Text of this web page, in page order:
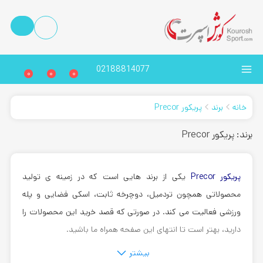
02188814077
0
0
0
خانه برند پریکور Precor
برند: پریکور Precor
پریکور Precor
یکی از برند هایی است که در زمینه ی تولید
محصولاتی همچون تردمیل، دوچرخه ثابت، اسکی فضایی و پله
ورزشی فعالیت می کند. در صورتی که قصد خرید این محصولات را
دارید، بهتر است تا انتهای این صفحه همراه ما باشید.
بیشتر